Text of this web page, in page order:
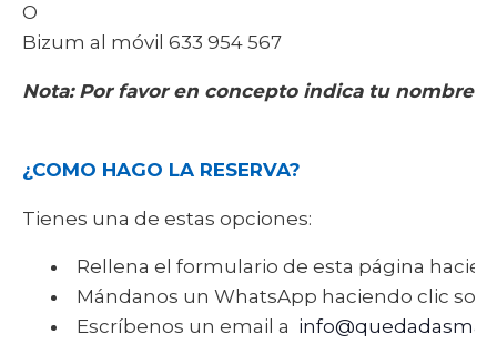
O
Bizum al móvil 633 954 567
Nota: Por favor en concepto indica tu nombre-
¿COMO HAGO LA RESERVA?
Tienes una de estas opciones:
Rellena el formulario de esta página
Mándanos un WhatsApp haciendo clic
Escríbenos un email a